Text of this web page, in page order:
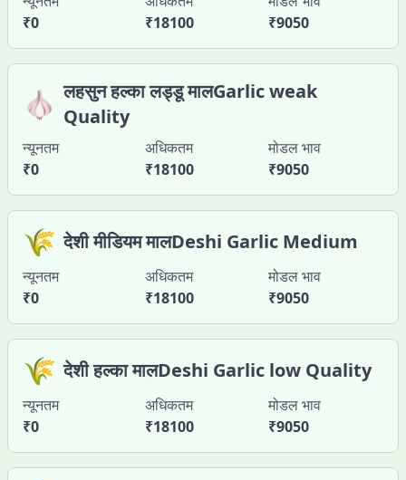
₹0
₹18100
₹9050
🧄 लहसुन हल्का लड्डू मालGarlic weak
Quality
न्यूनतम
₹0
अधिकतम
₹18100
मोडल भाव
₹9050
🌾 देशी मीडियम मालDeshi Garlic Medium
न्यूनतम
₹0
अधिकतम
₹18100
मोडल भाव
₹9050
🌾 देशी हल्का मालDeshi Garlic low Quality
न्यूनतम
₹0
अधिकतम
₹18100
मोडल भाव
₹9050